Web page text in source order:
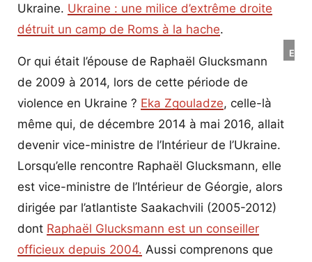
Ukraine. Ukraine : une milice d’extrême droite
détruit un camp de Roms à la hache.
Eka
Or qui était l’épouse de Raphaël Glucksmann
de 2009 à 2014, lors de cette période de
violence en Ukraine ? Eka Zgouladze, celle-là
même qui, de décembre 2014 à mai 2016, allait
devenir vice-ministre de l’Intérieur de l’Ukraine.
Lorsqu’elle rencontre Raphaël Glucksmann, elle
est vice-ministre de l’Intérieur de Géorgie, alors
dirigée par l’atlantiste Saakachvili (2005-2012)
dont Raphaël Glucksmann est un conseiller
officieux depuis 2004. Aussi comprenons que